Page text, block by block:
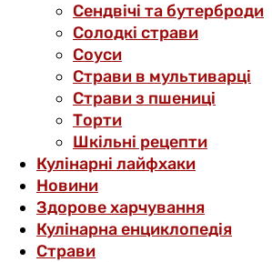
Сендвічі та бутерброди
Солодкі страви
Соуси
Страви в мультиварці
Страви з пшениці
Торти
Шкільні рецепти
Кулінарні лайфхаки
Новини
Здорове харчування
Кулінарна енциклопедія
Страви